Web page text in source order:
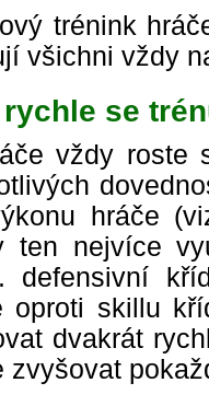
trénink
všichni vždy
se
vždy roste
hráče
ten nejvíce
defensivní
oproti skillu
dvakrát
zvyšovat